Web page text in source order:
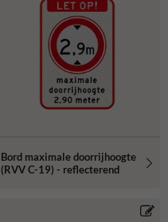
Bord maximale doorrijhoogte
(RVV C-19) - reflecterend